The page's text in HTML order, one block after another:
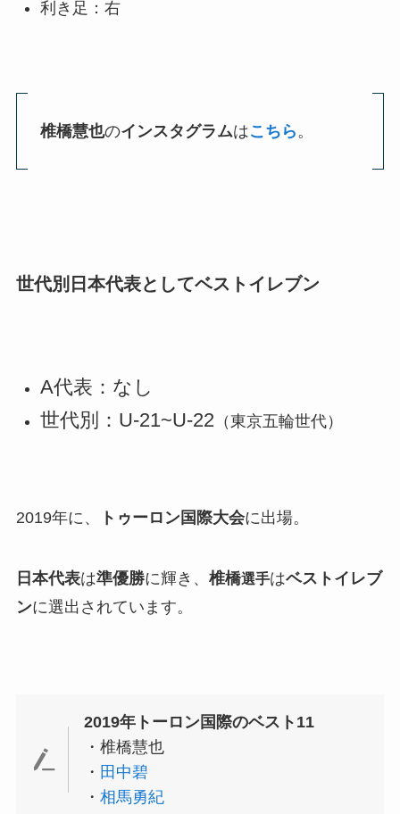
利き足：右
椎橋慧也のインスタグラムはこちら 。
世代別日本代表としてベストイレブン
A代表：なし
世代別：U-21~U-22（東京五輪世代）
2019年に、 トゥーロン国際大会に出場。
日本代表は準優勝に輝き、 椎橋選手はベストイレブ
ンに選出されています。
2019年トーロン国際のベスト11
・椎橋慧也
・ 田中碧
・相馬勇紀